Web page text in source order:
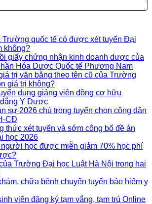
Trường quốc tế có được xét tuyển Đại
không?
giấy chứng nhận kinh doanh dược của
Hóa Dược Quốc tế Phương Nam
trị văn bằng theo tên cũ của Trường
giá trị không?
dụng giảng viên đồng cơ hữu
Y Dược
sự 2026 chú trọng tuyển chọn công dân
CĐ
thức xét tuyển và sớm công bố đề án
học 2026
học được miễn giảm 70% học phí
Trường Đại học Luật Hà Nội trong hai
chữa bệnh chuyển tuyến bảo hiểm y
viên đăng ký tạm vắng, tạm trú Online